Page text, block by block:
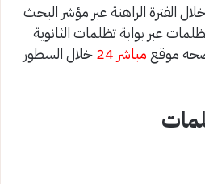
الفترة الراهنة عبر مؤشر البحث
عبر بوابة تظلمات الثانوية
مباشر 24
خلال السطور